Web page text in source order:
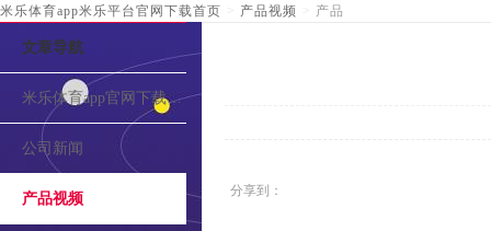
米乐体育app米乐平台官网下载首页 > 产品视频 > 产品
文章导航
米乐体育app官网下载的介绍
公司新闻
产品视频 分享到：